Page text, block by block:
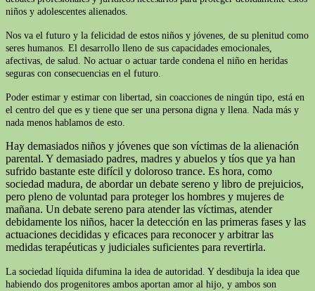
niños y adolescentes alienados.
Nos va el futuro y la felicidad de estos niños y jóvenes, de su plenitud como
seres humanos. El desarrollo lleno de sus capacidades emocionales,
afectivas, de salud. No actuar o actuar tarde condena el niño en heridas
seguras con consecuencias en el futuro.
Poder estimar y estimar con libertad, sin coacciones de ningún tipo, está en
el centro del que es y tiene que ser una persona digna y llena. Nada más y
nada menos hablamos de esto.
Hay demasiados niños y jóvenes que son víctimas de la alienación
parental. Y demasiado padres, madres y abuelos y tíos que ya han
sufrido bastante este difícil y doloroso trance. Es hora, como
sociedad madura, de abordar un debate sereno y libro de prejuicios,
pero pleno de voluntad para proteger los hombres y mujeres de
mañana. Un debate sereno para atender las víctimas, atender
debidamente los niños, hacer la detección en las primeras fases y las
actuaciones decididas y eficaces para reconocer y arbitrar las
medidas terapéuticas y judiciales suficientes para revertirla.
La sociedad líquida difumina la idea de autoridad. Y desdibuja la idea que
habiendo dos progenitores ambos aportan amor al hijo, y ambos son